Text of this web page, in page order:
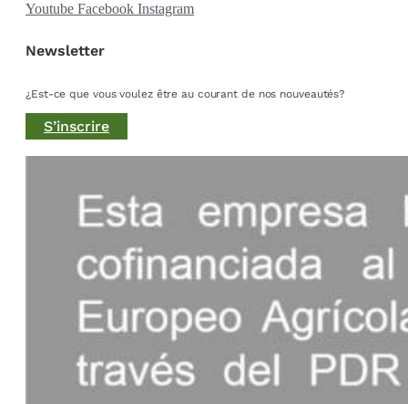
Youtube Facebook Instagram
Newsletter
¿Est-ce que vous voulez être au courant de nos nouveautés?
S’inscrire